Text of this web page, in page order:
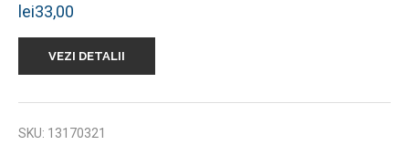
lei33,00
VEZI DETALII
SKU: 13170321